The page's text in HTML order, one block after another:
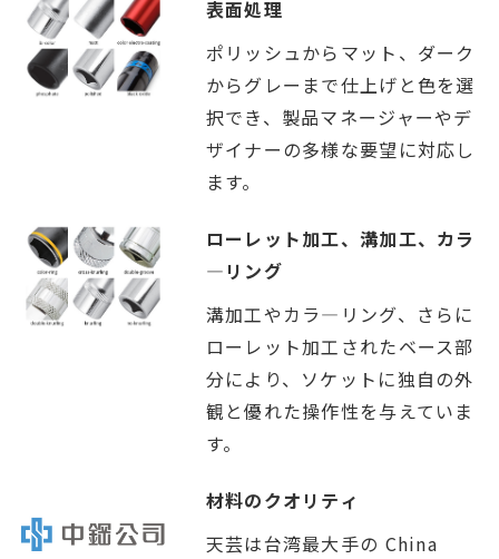
表面処理
ポリッシュからマット、ダーク
からグレーまで仕上げと色を選
択でき、製品マネージャーやデ
ザイナーの多様な要望に対応し
ます。
ローレット加工、溝加工、カラ
―リング
溝加工やカラ―リング、さらに
ローレット加工されたベース部
分により、ソケットに独自の外
観と優れた操作性を与えていま
す。
材料のクオリティ
天芸は台湾最大手の China